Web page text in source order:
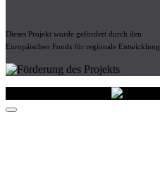
Dieses Projekt wurde gefördert durch den
Europäischen Fonds für regionale Entwicklung.